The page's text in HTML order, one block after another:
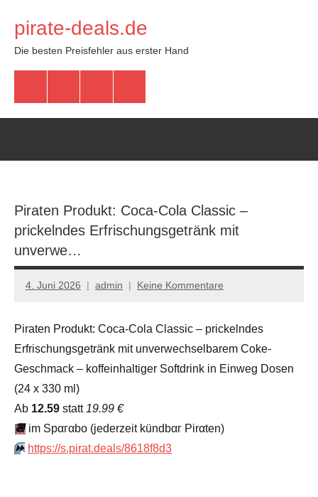
Inhalt
springen
pirate-deals.de
Die besten Preisfehler aus erster Hand
Piraten Produkt: Coca-Cola Classic –
prickelndes Erfrischungsgetränk mit
unverwe…
4. Juni 2026 admin Keine Kommentare
Piraten Produkt: Coca-Cola Classic – prickelndes
Erfrischungsgetränk mit unverwechselbarem Coke-
Geschmack – koffeinhaltiger Softdrink in Einweg Dosen
(24 x 330 ml)
Аb 12.59 statt 19.99 €
📆im Spαгαbο (jеdеrzеit kündbαг Pirαten)
⏩️ https://s.pirat.deals/8618f8d3